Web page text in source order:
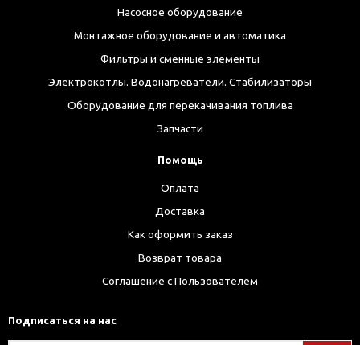
Насосное оборудование
Монтажное оборудование и автоматика
Фильтры и сменные элементы
Электрокотлы. Водонагреватели. Стабилизаторы
Оборудование для перекачивания топлива
Запчасти
Помощь
Оплата
Доставка
Как оформить заказ
Возврат товара
Соглашение с Пользователем
Подписаться на нас